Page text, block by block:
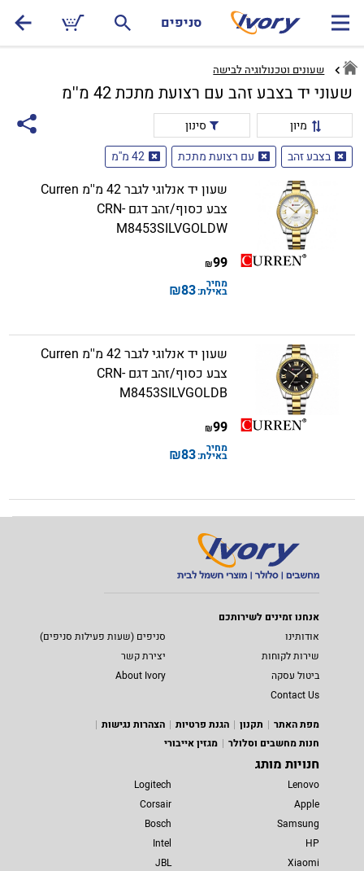
סניפים
שעונים וטכנולוגיה לבישה
שעוני יד בצבע זהב עם רצועת מתכת 42 מ''מ
מיון
סינון
בצבע זהב
עם רצועת מתכת 42 מ''מ
שעון יד אנלוגי לגבר 42 מ''מ Curren
צבע כסוף/זהב דגם CRN-
M8453SILVGOLDW
99
₪
מחיר
באילת:83
₪
שעון יד אנלוגי לגבר 42 מ''מ Curren
צבע כסוף/זהב דגם CRN-
M8453SILVGOLDB
99
₪
מחיר
באילת:83
₪
אנחנו זמינים לשירותכם
אודותינו
סניפים (שעות פעילות סניפים)
שירות לקוחות
יצירת קשר
ביטול עסקה
About Ivory
Contact Us
מפת האתר
תקנון הגנת פרטיות
הצהרות נגישות
חנות מחשבים וסלולר
מגזין אייבורי
חנויות מותג
Lenovo
Apple
Samsung
HP
Xiaomi
Logitech
Corsair
Bosch
Intel
JBL